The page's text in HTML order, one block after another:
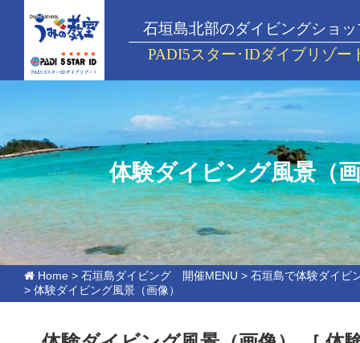
石垣島北部のダイビングショッ
PADI5スター･IDダイブリゾー
体験ダイビング風景（
Home > 石垣島ダイビング 開催MENU > 石垣島で体験ダイビ
> 体験ダイビング風景（画像）